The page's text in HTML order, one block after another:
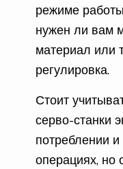
режиме
нужен ли вам
материал или
регулировка.
Стоит
серво-станки
потреблении
операциях, но